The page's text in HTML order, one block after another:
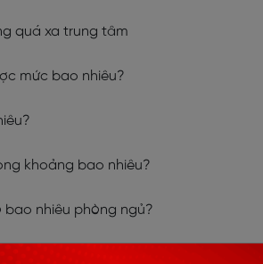
quá xa trung tâm
mức bao nhiêu?
khoảng bao nhiêu?
nhiêu phòng ngủ?
nhà này có hai phòng ngủ, một